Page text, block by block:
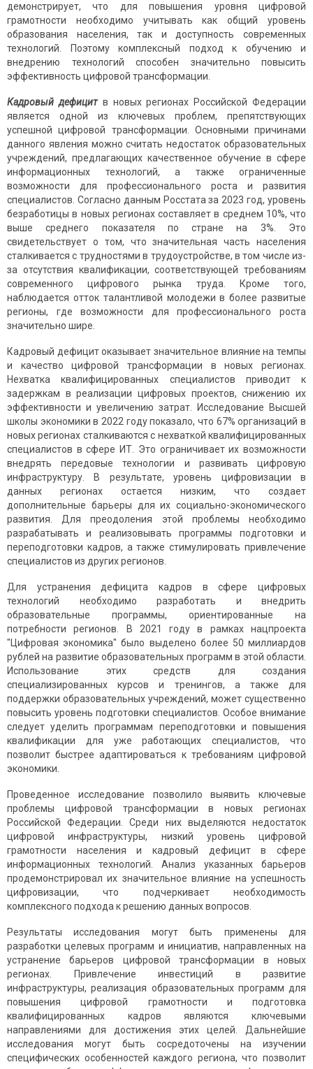
демонстрирует, что для повышения уровня цифровой
грамотности необходимо учитывать как общий уровень
образования населения, так и доступность современных
технологий. Поэтому комплексный подход к обучению и
внедрению технологий способен значительно повысить
эффективность цифровой трансформации.
Кадровый дефицитв новых регионах Российской Федерации
является одной из ключевых проблем, препятствующих
успешной цифровой трансформации. Основными причинами
данного явления можно считать недостаток образовательных
учреждений, предлагающих качественное обучение в сфере
информационных технологий, а также ограниченные
возможности для профессионального роста и развития
специалистов. Согласно данным Росстата за 2023 год, уровень
безработицы в новых регионах составляет в среднем 10%, что
выше среднего показателя по стране на 3%. Это
свидетельствует о том, что значительная часть населения
сталкивается с трудностями в трудоустройстве, в том числе из-
за отсутствия квалификации, соответствующей требованиям
современного цифрового рынка труда. Кроме того,
наблюдается отток талантливой молодежи в более развитые
регионы, где возможности для профессионального роста
значительно шире.
Кадровый дефицит оказывает значительное влияние на темпы
и качество цифровой трансформации в новых регионах.
Нехватка квалифицированных специалистов приводит к
задержкам в реализации цифровых проектов, снижению их
эффективности и увеличению затрат. Исследование Высшей
школы экономики в 2022 году показало, что 67% организаций в
новых регионах сталкиваются с нехваткой квалифицированных
специалистов в сфере ИТ. Это ограничивает их возможности
внедрять передовые технологии и развивать цифровую
инфраструктуру. В результате, уровень цифровизации в
данных регионах остается низким, что создает
дополнительные барьеры для их социально-экономического
развития. Для преодоления этой проблемы необходимо
разрабатывать и реализовывать программы подготовки и
переподготовки кадров, а также стимулировать привлечение
специалистов из других регионов.
Для устранения дефицита кадров в сфере цифровых
технологий необходимо разработать и внедрить
образовательные программы, ориентированные на
потребности регионов. В 2021 году в рамках нацпроекта
"Цифровая экономика" было выделено более 50 миллиардов
рублей на развитие образовательных программ в этой области.
Использование этих средств для создания
специализированных курсов и тренингов, а также для
поддержки образовательных учреждений, может существенно
повысить уровень подготовки специалистов. Особое внимание
следует уделить программам переподготовки и повышения
квалификации для уже работающих специалистов, что
позволит быстрее адаптироваться к требованиям цифровой
экономики.
Проведенное исследование позволило выявить ключевые
проблемы цифровой трансформации в новых регионах
Российской Федерации. Среди них выделяются недостаток
цифровой инфраструктуры, низкий уровень цифровой
грамотности населения и кадровый дефицит в сфере
информационных технологий. Анализ указанных барьеров
продемонстрировал их значительное влияние на успешность
цифровизации, что подчеркивает необходимость
комплексного подхода к решению данных вопросов.
Результаты исследования могут быть применены для
разработки целевых программ и инициатив, направленных на
устранение барьеров цифровой трансформации в новых
регионах. Привлечение инвестиций в развитие
инфраструктуры, реализация образовательных программ для
повышения цифровой грамотности и подготовка
квалифицированных кадров являются ключевыми
направлениями для достижения этих целей. Дальнейшие
исследования могут быть сосредоточены на изучении
специфических особенностей каждого региона, что позволит